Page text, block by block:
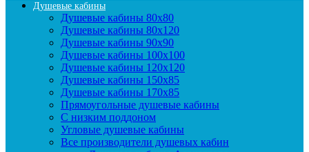
Душевые кабины
Душевые кабины 80x80
Душевые кабины 80x120
Душевые кабины 90х90
Душевые кабины 100x100
Душевые кабины 120x120
Душевые кабины 150x85
Душевые кабины 170x85
Прямоугольные душевые кабины
С низким поддоном
Угловые душевые кабины
Все производители душевых кабин